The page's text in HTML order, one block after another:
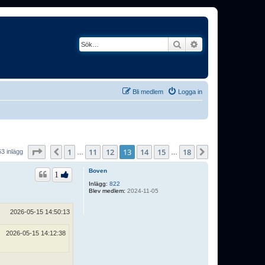
Sök
Logga in
Bli medlem
inlägg Sida 13av18
Föregående
1 11 12 13 14 15 18
Boven
Inlägg: 822
Blev medlem: 2024-11-05
1
2026-05-15 14:50:13
2026-05-15 14:12:38